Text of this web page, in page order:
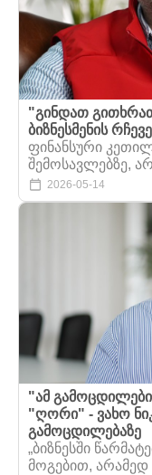
"გინდათ
ბიზნესმენის
ფინანსური
შემოსავლებზე,
2026-05-14
"ამ
"ღორი" - ვახო
გამოცდილებაზე
„ბიზნესში
მოგებით, არამედ